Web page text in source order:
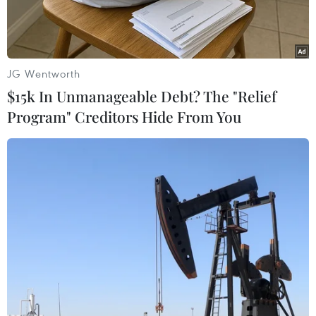
(Ảnh minh họa)
Theo chuyên gia Đặng Vũ Tuấn Sơn, Chủ tịch
Hội Thiên văn học trẻ Việt Nam, 2019 sẽ là một
năm hấp dẫn với người yêu thích quan sát bầu
trời với nhiều trận mưa sao băng cũng như hiện
tượng nhật thực và nguyệt thực một phần.
JG Wentworth
$15k In Unmanageable Debt? The "Relief
Program" Creditors Hide From You